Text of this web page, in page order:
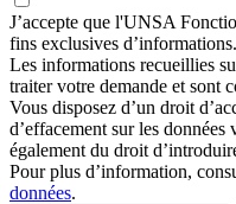
J’accepte que l'UNSA
fins exclusives d’informations.
Les informations recueillies
traiter votre demande et sont
Vous disposez d’un droit
d’effacement sur les
également du droit
Pour plus d’information,
données.